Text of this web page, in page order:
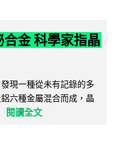
金 科學家指晶
現一種從未有記錄的多
六種金屬混合而成，晶
閱讀全文